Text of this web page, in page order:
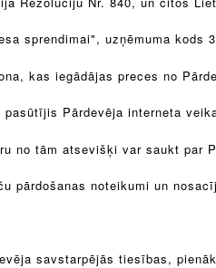
sprendimai", uzņēmuma
kas iegādājas preces no
Pārdevēja interneta
no tām atsevišķi var saukt par
pārdošanas noteikumi un
savstarpējās tiesības,